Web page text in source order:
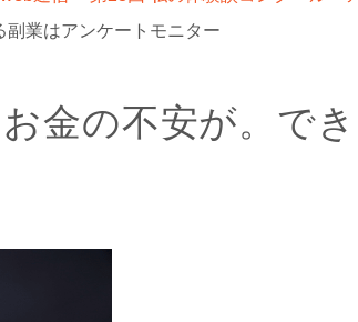
業はアンケートモニター
金の不安が。で